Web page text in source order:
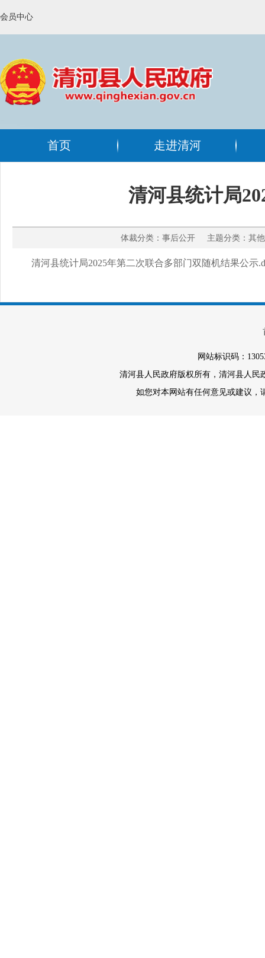
会员中心
首页 走进清河
清河县统计局
体裁分类：事后公开 主题分类：
清河县统计局2025年第二次联合多部门双随机结果公示
网站标识码：
清河县人民政府版权所有，清河县人
如您对本网站有任何意见或建议，